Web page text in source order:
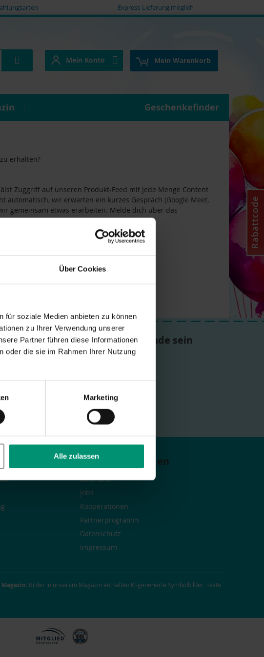
Über Cookies
für soziale Medien anbieten zu können
zu Ihrer Verwendung unserer
Partner führen diese Informationen
oder die sie im Rahmen Ihrer Nutzung
Marketing
Alle zulassen
Express-Lieferung möglich
Mein Warenkorb
Mein Konto
Mein Konto
Geschenkefinder
erhalten?
Zuggriff auf unseren Produkt-Feed mit jede Menge Content
wir erwarten ein kurzes Gespräch (Google Meet,
gemeinsam etwas erarbeiten. Melde dich über das
Lass' uns Freunde sein
#lalalo
Das Unternehmen
Über uns
Jobs
Kooperationen
Partnerprogramm
Datenschutz
Impressum
Magazin: Bilder in unserem Magazin enthalten KI-generierte Symbolbilder. Texte
Rabattcode